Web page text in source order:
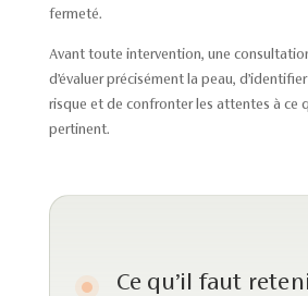
fermeté.
Avant toute intervention, une
d’évaluer précisément la peau,
risque et de confronter les attentes à ce
pertinent.
Ce qu’il faut